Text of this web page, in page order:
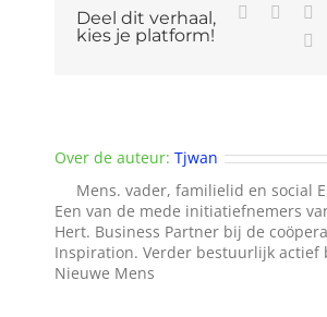
Deel dit verhaal,
kies je platform!
Facebook
Over de auteur: Tjwan
Mens. vader, familielid en social
Een van de mede initiatiefnemers
Hert. Business Partner bij de
Inspiration. Verder bestuurlijk actief
Nieuwe Mens